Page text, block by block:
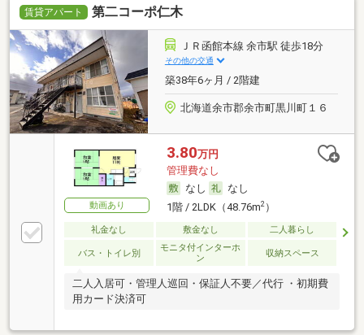
賃貸アパート 第二コーポ仁木
ＪＲ函館本線 余市駅 徒歩18分
その他の交通
築38年6ヶ月 / 2階建
北海道余市郡余市町黒川町１６
動画あり
3.80万円
管理費なし
なし
なし
1階 / 2LDK（48.76m2）
礼金なし 敷金なし 二人暮らし
バス・トイレ別
モニタ付インターホ
ン
収納スペース
二人入居可・管理人巡回・保証人不要／代行 ・初期費
用カード決済可